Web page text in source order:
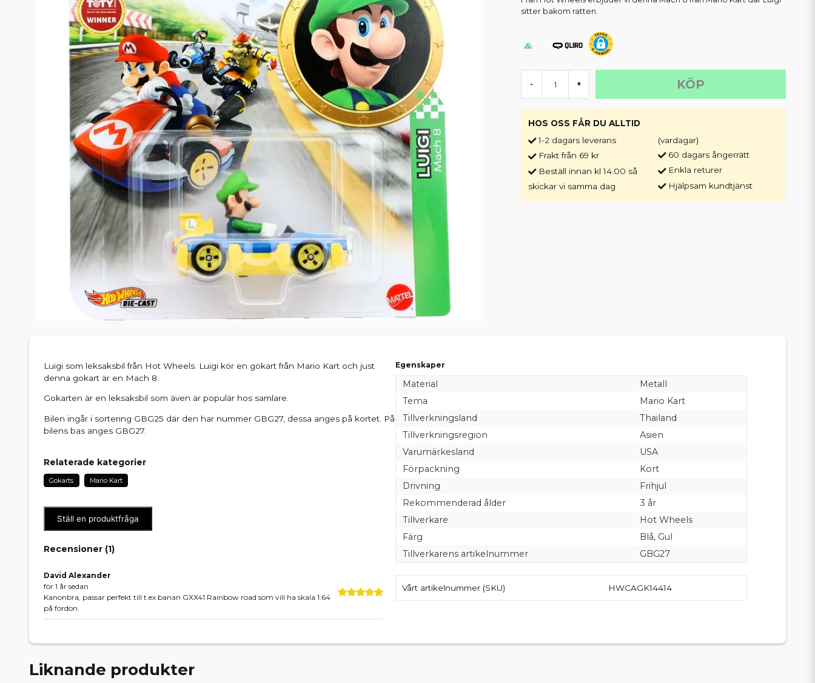
sitter bakom ratten.
- + KÖP
HOS OSS FÅR DU ALLTID
1-2 dagars leverans
Frakt från 69 kr
Beställ innan kl 14.00 så
skickar vi samma dag
(vardagar)
60 dagars ångerrätt
Enkla returer
Hjälpsam kundtjänst
Luigi som leksaksbil från Hot Wheels. Luigi kör en gokart från Mario Kart och just
denna gokart är en Mach 8.
Gokarten är en leksaksbil som även är populär hos samlare.
Bilen ingår i sortering GBG25 där den har nummer GBG27, dessa anges på kortet. På
bilens bas anges GBG27.
Relaterade kategorier
Gokarts Mario Kart
Ställ en produktfråga
Recensioner (1)
David Alexander
för 1 år sedan
Kanonbra, passar perfekt till t.ex banan GXX41 Rainbow road som vill ha skala 1:64
på fordon.
Egenskaper
Material
Metall
Tema
Mario Kart
Tillverkningsland
Thailand
Tillverkningsregion
Asien
Varumärkesland
USA
Förpackning
Kort
Drivning
Frihjul
Rekommenderad ålder
3 år
Tillverkare
Hot Wheels
Färg
Blå, Gul
Tillverkarens artikelnummer
GBG27
Vårt artikelnummer (SKU) HWCAGK14414
Liknande produkter